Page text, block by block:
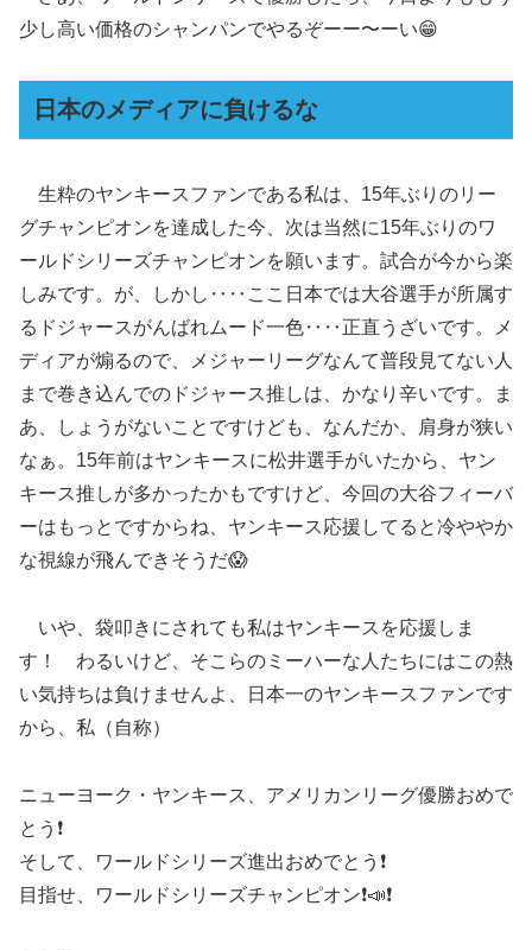
少し高い価格のシャンパンでやるぞーー〜ーい😁
日本のメディアに負けるな
生粋のヤンキースファンである私は、15年ぶりのリー
グチャンピオンを達成した今、次は当然に15年ぶりのワ
ールドシリーズチャンピオンを願います。試合が今から楽
しみです。が、しかし‥‥ここ日本では大谷選手が所属す
るドジャースがんばれムード一色‥‥正直うざいです。メ
ディアが煽るので、メジャーリーグなんて普段見てない人
まで巻き込んでのドジャース推しは、かなり辛いです。ま
あ、しょうがないことですけども、なんだか、肩身が狭い
なぁ。15年前はヤンキースに松井選手がいたから、ヤン
キース推しが多かったかもですけど、今回の大谷フィーバ
ーはもっとですからね、ヤンキース応援してると冷ややか
な視線が飛んできそうだ😱
いや、袋叩きにされても私はヤンキースを応援しま
す！ わるいけど、そこらのミーハーな人たちにはこの熱
い気持ちは負けませんよ、日本一のヤンキースファンです
から、私（自称）
ニューヨーク・ヤンキース、アメリカンリーグ優勝おめで
とう❗️
そして、ワールドシリーズ進出おめでとう❗️
目指せ、ワールドシリーズチャンピオン❗️📣❗️